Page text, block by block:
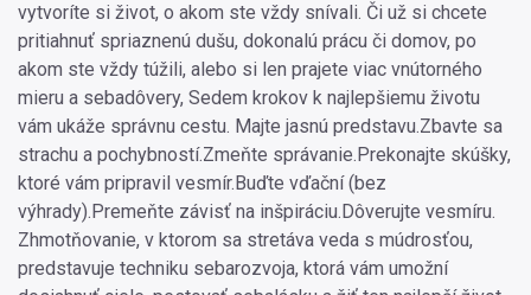
vytvoríte si život, o akom ste vždy snívali. Či už si chcete
pritiahnuť spriaznenú dušu, dokonalú prácu či domov, po
akom ste vždy túžili, alebo si len prajete viac vnútorného
mieru a sebadôvery, Sedem krokov k najlepšiemu životu
vám ukáže správnu cestu. Majte jasnú predstavu.Zbavte sa
strachu a pochybností.Zmeňte správanie.Prekonajte skúšky,
ktoré vám pripravil vesmír.Buďte vďační (bez
výhrady).Premeňte závisť na inšpiráciu.Dôverujte vesmíru.
Zhmotňovanie, v ktorom sa stretáva veda s múdrosťou,
predstavuje techniku sebarozvoja, ktorá vám umožní